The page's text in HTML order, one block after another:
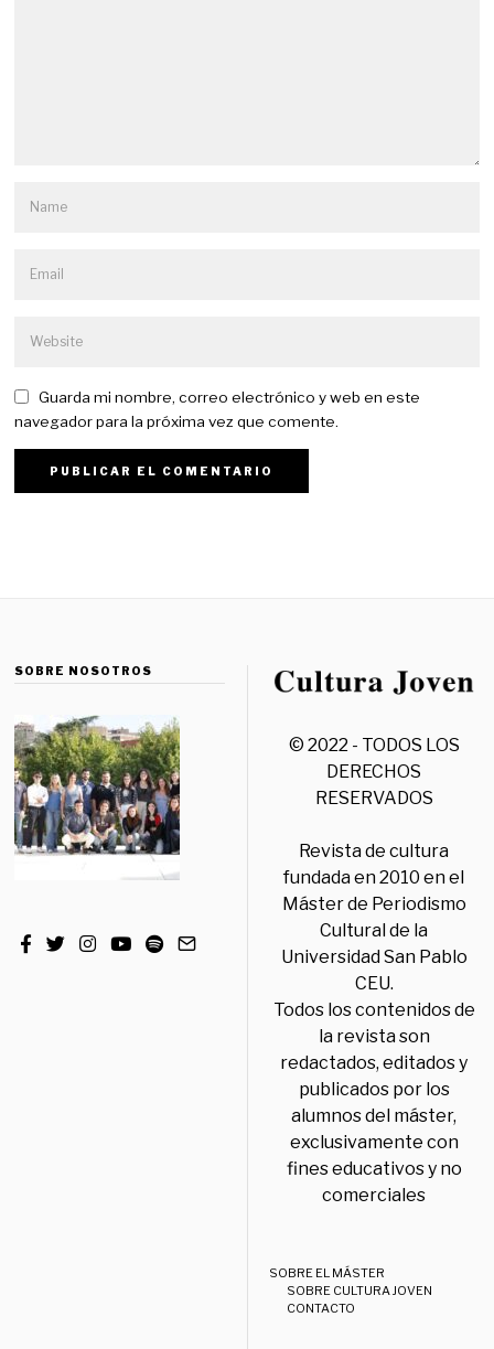
Guarda mi nombre, correo electrónico y web en este
navegador para la próxima vez que comente.
SOBRE NOSOTROS
© 2022 - TODOS LOS
DERECHOS
RESERVADOS
Revista de cultura
fundada en 2010 en el
Máster de Periodismo
Cultural de la
Universidad San Pablo
CEU.
Todos los contenidos de
la revista son
redactados, editados y
publicados por los
alumnos del máster,
exclusivamente con
fines educativos y no
comerciales
SOBRE EL MÁSTER
SOBRE CULTURA JOVEN
CONTACTO